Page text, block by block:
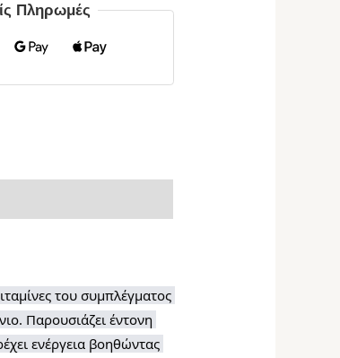
Πληρωμές
του συμπλέγματος
Παρουσιάζει έντονη
ενέργεια βοηθώντας